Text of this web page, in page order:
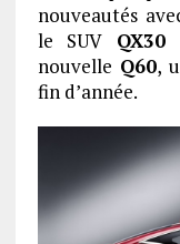
nouveautés
le SUV QX30
nouvelle Q60,
fin d’année.